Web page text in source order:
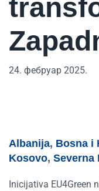
24. фебруар 2025.
Albanija, Bosna i
Kosovo, Severna
Inicijativa EU4Green